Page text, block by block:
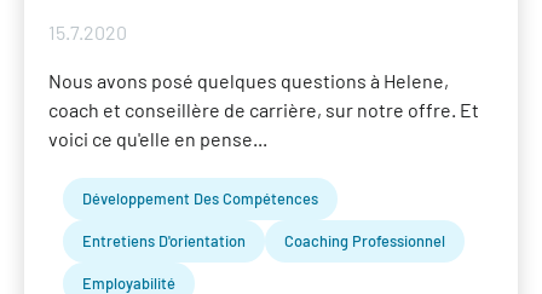
15.7.2020
Nous avons posé quelques questions à Helene,
coach et conseillère de carrière, sur notre offre. Et
voici ce qu'elle en pense...
Développement Des Compétences
Entretiens D'orientation Coaching Professionnel
Employabilité